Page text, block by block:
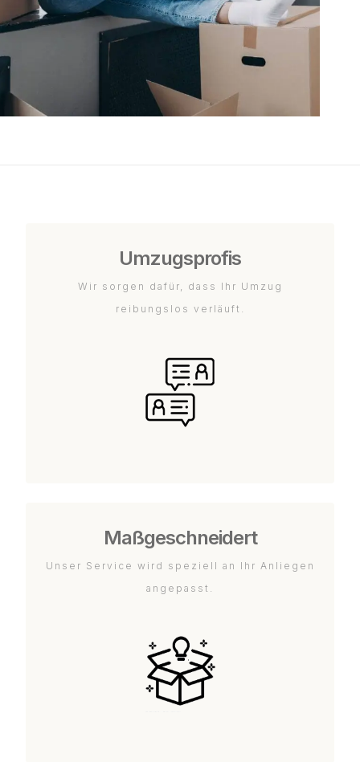
Umzugsprofis
Wir sorgen dafür, dass Ihr Umzug
reibungslos verläuft.
Maßgeschneidert
Unser Service wird speziell an Ihr Anliegen
angepasst.